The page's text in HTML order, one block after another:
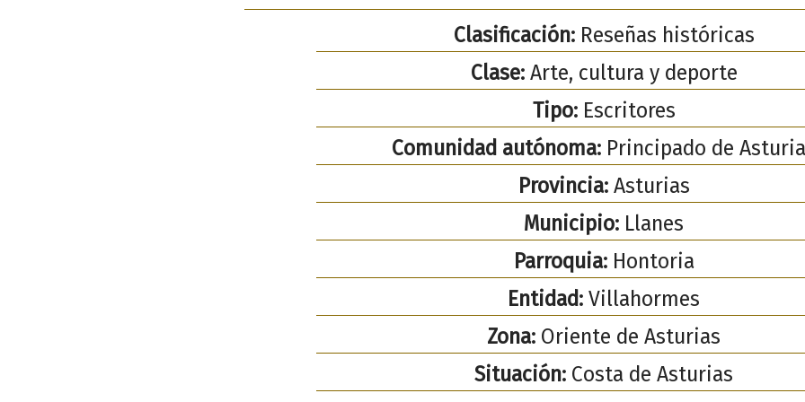
Clasificación:Reseñas históricas
Clase:Arte, cultura y deporte
Tipo:Escritores
Comunidad autónoma: Principado de
Provincia:Asturias
Municipio: Llanes
Parroquia:Hontoria
Entidad: Villahormes
Zona: Oriente de Asturias
Situación: Costa de Asturias